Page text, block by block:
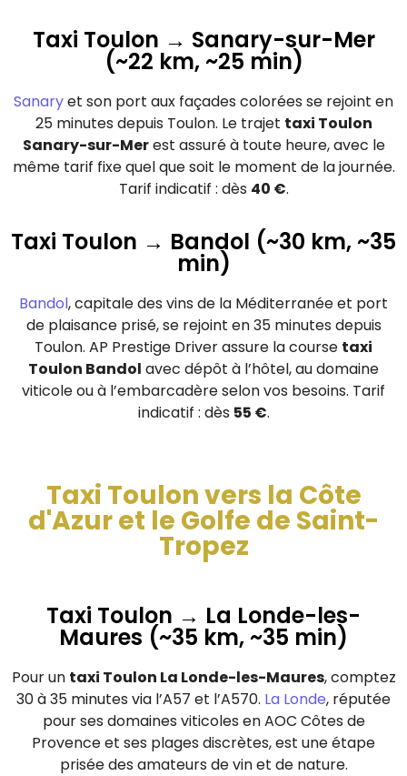
Taxi Toulon → Sanary-sur-Mer
(~22 km, ~25 min)
Sanaryet son port aux façades colorées se rejoint en
25 minutes depuis Toulon. Le trajet taxi Toulon
Sanary-sur-Merest assuré à toute heure, avec le
même tarif fixe quel que soit le moment de la journée.
Tarif indicatif : dès 40 €.
Taxi Toulon → Bandol (~30 km, ~35
min)
Bandol, capitale des vins de la Méditerranée et port
de plaisance prisé, se rejoint en 35 minutes depuis
Toulon. AP Prestige Driver assure la course taxi
Toulon Bandol avec dépôt à l’hôtel, au domaine
viticole ou à l’embarcadère selon vos besoins. Tarif
indicatif : dès 55 €.
Taxi Toulon vers la Côte
d'Azur et le Golfe de Saint-
Tropez
Taxi Toulon → La Londe-les-
Maures (~35 km, ~35 min)
Pour un taxi Toulon La Londe-les-Maures, comptez
30 à 35 minutes via l’A57 et l’A570. La Londe, réputée
pour ses domaines viticoles en AOC Côtes de
Provence et ses plages discrètes, est une étape
prisée des amateurs de vin et de nature.